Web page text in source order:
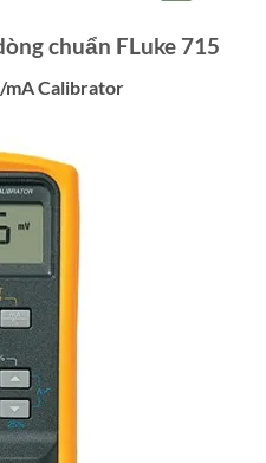
chuẩn FLuke 715
mA Calibrator